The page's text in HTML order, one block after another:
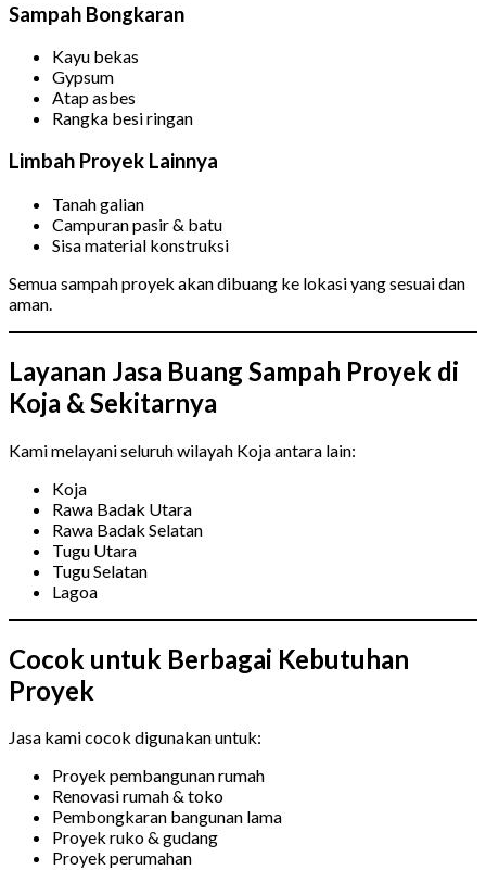
Sampah Bongkaran
Kayu bekas
Gypsum
Atap asbes
Rangka besi ringan
Limbah Proyek Lainnya
Tanah galian
Campuran pasir & batu
Sisa material konstruksi
Semua sampah proyek akan dibuang ke lokasi yang sesuai dan
aman.
Layanan Jasa Buang Sampah Proyek di
Koja & Sekitarnya
Kami melayani seluruh wilayah Koja antara lain:
Koja
Rawa Badak Utara
Rawa Badak Selatan
Tugu Utara
Tugu Selatan
Lagoa
Cocok untuk Berbagai Kebutuhan
Proyek
Jasa kami cocok digunakan untuk:
Proyek pembangunan rumah
Renovasi rumah & toko
Pembongkaran bangunan lama
Proyek ruko & gudang
Proyek perumahan